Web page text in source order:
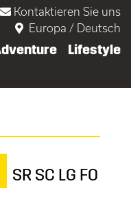
Kontaktieren Sie uns
Europa / Deutsch
Lifestyle
SR SC LG FO